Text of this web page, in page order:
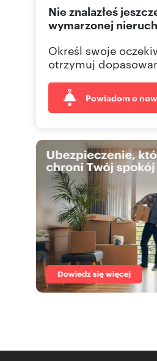
Nie znalazłeś
wymarzonej
Określ swoje
otrzymuj
Powiadom o